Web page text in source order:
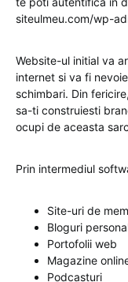
siteulmeu.com/wp-
Website-ul initial va
internet si va fi
schimbari. Din
sa-ti construiesti
ocupi de aceasta
Prin intermediul
Site-uri de
Bloguri
Portofolii web
Magazine
Podcasturi